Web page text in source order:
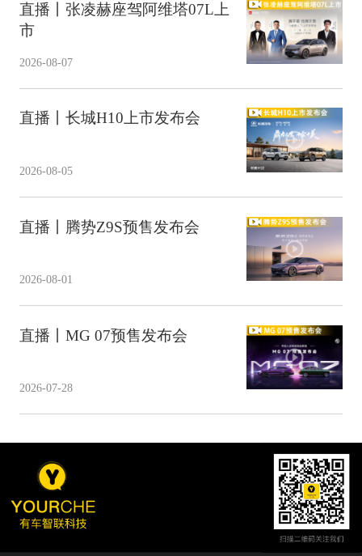
直播丨张凌赫座驾阿维塔07L上
市
2026-08-07
直播丨长城H10上市发布会
2026-08-05
直播丨腾势Z9S预售发布会
2026-08-01
直播丨MG 07预售发布会
2026-07-28